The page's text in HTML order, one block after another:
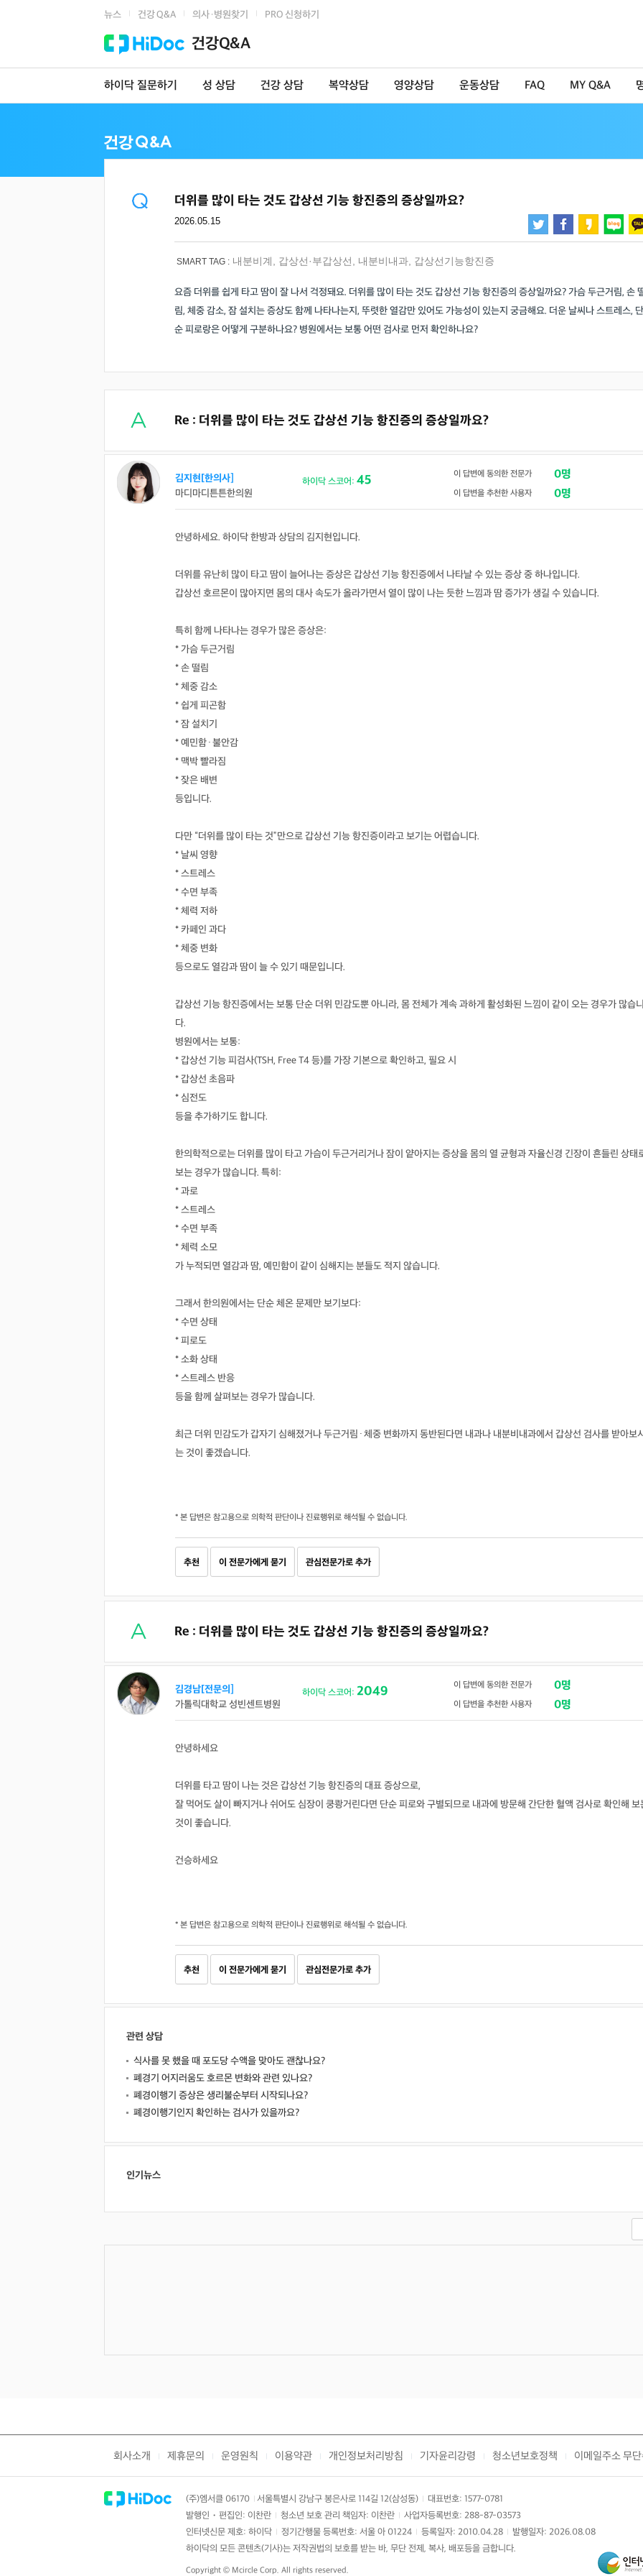
뉴스 건강 Q&A 의사·병원찾기 PRO 신청하기
건강Q&A
하이닥 질문하기 성 상담 건강 상담 복약상담 영양상담 운동상담 FAQ MY Q&A
더위를 많이 타는 것도 갑상선 기능 항진증의 증상일까요?
2026.05.15
SMART TAG : 내분비계 갑상선·부갑상선 내분비내과 갑상선기능항진증
요즘 더위를 쉽게 타고 땀이 잘 나서 걱정돼요. 더위를 많이 타는 것도 갑상선 기능 항진증의 증상일까요? 가슴 두근거림, 손
림, 체중 감소, 잠 설치는 증상도 함께 나타나는지, 뚜렷한 열감만 있어도 가능성이 있는지 궁금해요. 더운 날씨나 스트레스, 단
순 피로랑은 어떻게 구분하나요? 병원에서는 보통 어떤 검사로 먼저 확인하나요?
Re : 더위를 많이 타는 것도 갑상선 기능 항진증의 증상일까요?
김지현[한의사]
마디마디튼튼한의원
하이닥 스코어: 45 이 답변에 동의한 전문가 0명
이 답변을 추천한 사용자 0명
안녕하세요. 하이닥 한방과 상담의 김지현입니다.
더위를 유난히 많이 타고 땀이 늘어나는 증상은 갑상선 기능 항진증에서 나타날 수 있는 증상 중 하나입니다.
갑상선 호르몬이 많아지면 몸의 대사 속도가 올라가면서 열이 많이 나는 듯한 느낌과 땀 증가가 생길 수 있습니다.
특히 함께 나타나는 경우가 많은 증상은:
* 가슴 두근거림
* 손 떨림
* 체중 감소
* 쉽게 피곤함
* 잠 설치기
* 예민함·불안감
* 맥박 빨라짐
* 잦은 배변
등입니다.
다만 “더위를 많이 타는 것”만으로 갑상선 기능 항진증이라고 보기는 어렵습니다.
* 날씨 영향
* 스트레스
* 수면 부족
* 체력 저하
* 카페인 과다
* 체중 변화
등으로도 열감과 땀이 늘 수 있기 때문입니다.
갑상선 기능 항진증에서는 보통 단순 더위 민감도뿐 아니라, 몸 전체가 계속 과하게 활성화된 느낌이 같이 오는 경우가 많습
다.
병원에서는 보통:
* 갑상선 기능 피검사(TSH, Free T4 등)를 가장 기본으로 확인하고, 필요 시
* 갑상선 초음파
* 심전도
등을 추가하기도 합니다.
한의학적으로는 더위를 많이 타고 가슴이 두근거리거나 잠이 얕아지는 증상을 몸의 열 균형과 자율신경 긴장이 흔들린 상태
보는 경우가 많습니다. 특히:
* 과로
* 스트레스
* 수면 부족
* 체력 소모
가 누적되면 열감과 땀, 예민함이 같이 심해지는 분들도 적지 않습니다.
그래서 한의원에서는 단순 체온 문제만 보기보다:
* 수면 상태
* 피로도
* 소화 상태
* 스트레스 반응
등을 함께 살펴보는 경우가 많습니다.
최근 더위 민감도가 갑자기 심해졌거나 두근거림·체중 변화까지 동반된다면 내과나 내분비내과에서 갑상선 검사를 받아보
는 것이 좋겠습니다.
* 본 답변은 참고용으로 의학적 판단이나 진료행위로 해석될 수 없습니다.
추천 이 전문가에게 묻기 관심전문가로 추가
Re : 더위를 많이 타는 것도 갑상선 기능 항진증의 증상일까요?
김경남[전문의]
가톨릭대학교 성빈센트병원
하이닥 스코어: 2049 이 답변에 동의한 전문가 0명
이 답변을 추천한 사용자 0명
안녕하세요
더위를 타고 땀이 나는 것은 갑상선 기능 항진증의 대표 증상으로,
잘 먹어도 살이 빠지거나 쉬어도 심장이 쿵쾅거린다면 단순 피로와 구별되므로 내과에 방문해 간단한 혈액 검사로 확인해 보
것이 좋습니다.
건승하세요
* 본 답변은 참고용으로 의학적 판단이나 진료행위로 해석될 수 없습니다.
추천 이 전문가에게 묻기 관심전문가로 추가
관련 상담
식사를 못 했을 때 포도당 수액을 맞아도 괜찮나요?
폐경기 어지러움도 호르몬 변화와 관련 있나요?
폐경이행기 증상은 생리불순부터 시작되나요?
폐경이행기인지 확인하는 검사가 있을까요?
인기뉴스
회사소개 제휴문의 운영원칙 이용약관 개인정보처리방침 기자윤리강령 청소년보호정책 이메일주소 무
(주)엠서클 06170 서울특별시 강남구 봉은사로 114길 12(삼성동)
대표번호: 1577-0781
발행인・편집인: 이찬란
청소년 보호 관리 책임자: 이찬란
사업자등록번호: 288-87-03573
인터넷신문 제호: 하이닥
정기간행물 등록번호: 서울 아 01224 등록일자: 2010.04.28
발행일자: 2026.08.08
하이닥의 모든 콘텐츠(기사)는 저작권법의 보호를 받는 바, 무단 전제, 복사, 배포등을 금합니다.
Copyright © Mcircle Corp. All rights reserved.